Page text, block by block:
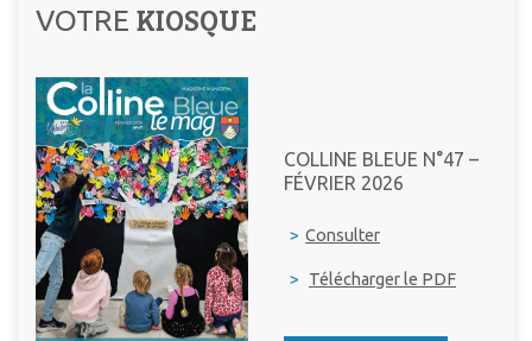
VOTRE KIOSQUE
COLLINE BLEUE N°47 –
FÉVRIER 2026
> Consulter
> Télécharger le PDF